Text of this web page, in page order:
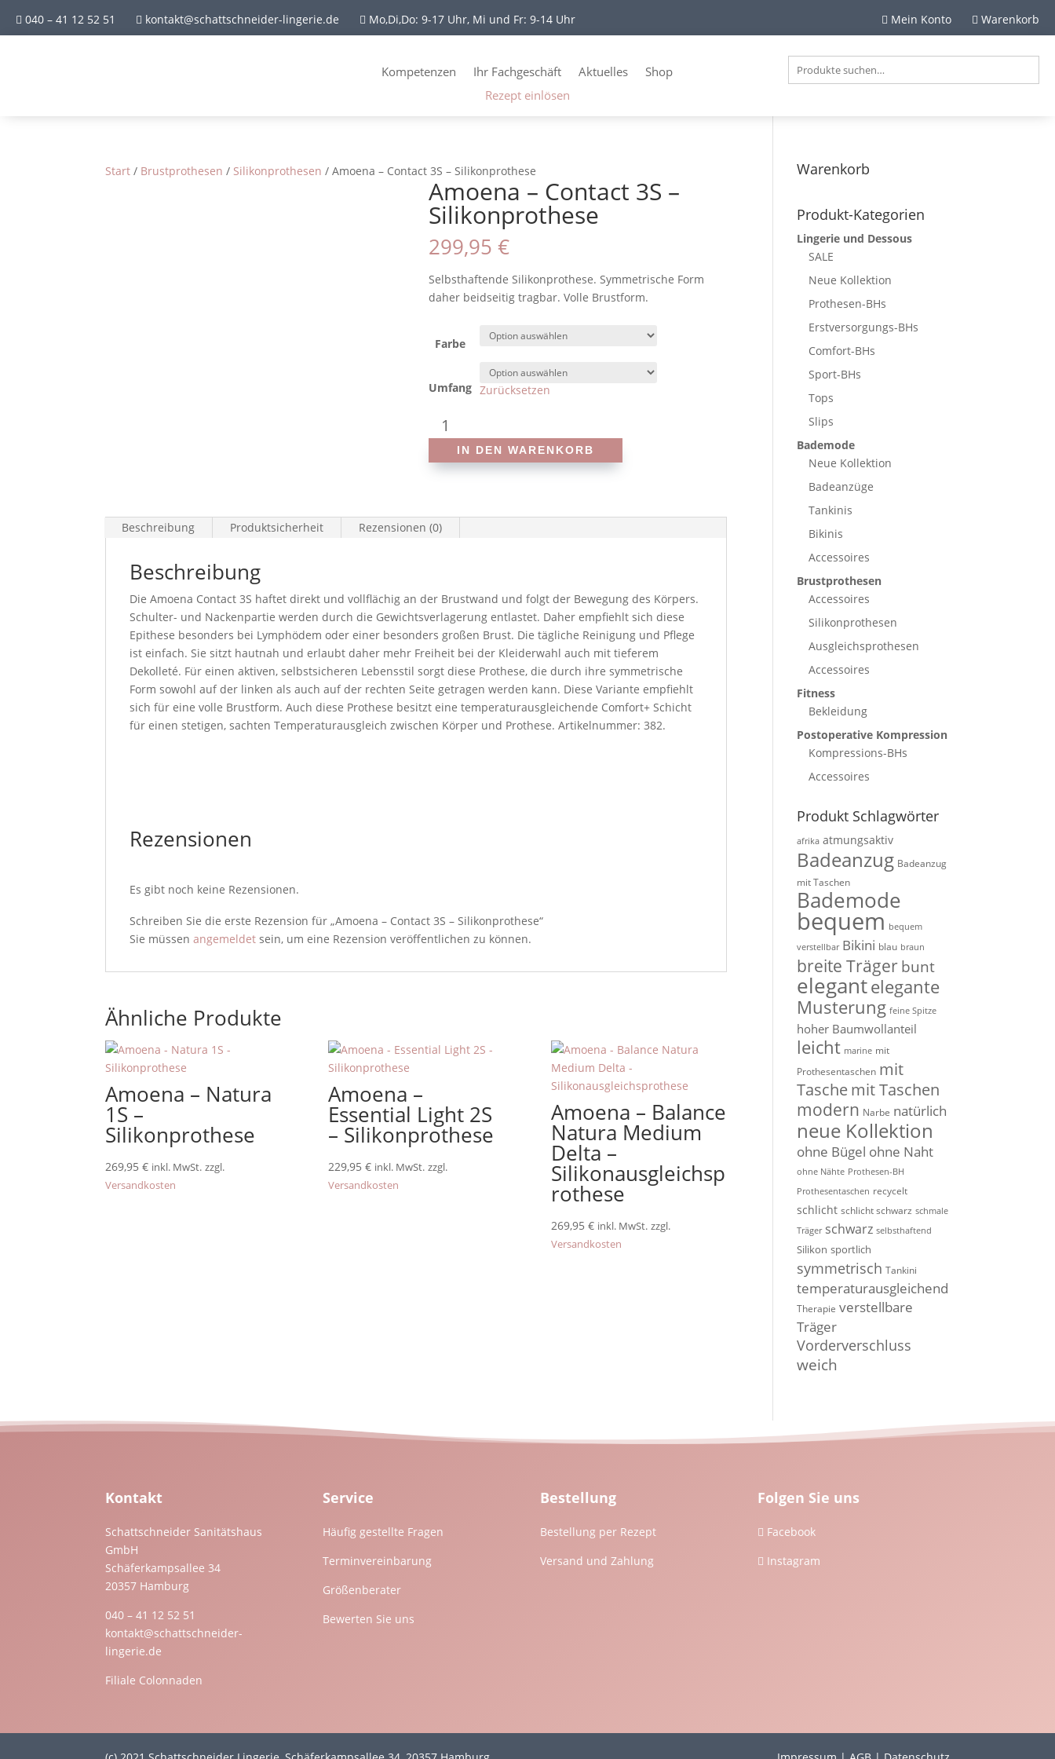
 040 – 41 12 52 51  kontakt@schattschneider-lingerie.de  Mo,Di,Do: 9-17 Uhr, Mi und Fr: 9-14 Uhr  Mein Konto  Warenkorb
Kompetenzen Ihr Fachgeschäft Aktuelles
Shop
Rezept einlösen
Start / Brustprothesen / Silikonprothesen / Amoena – Contact 3S – Silikonprothese
Amoena – Contact 3S –
Silikonprothese
299,95€
Selbsthaftende Silikonprothese. Symmetrische Form
daher beidseitig tragbar. Volle Brustform.
Farbe
Umfang Zurücksetzen
Amoena
-
Contact
Menge
IN DEN WARENKORB
Beschreibung Produktsicherheit Rezensionen (0)
Beschreibung
Die Amoena Contact 3S haftet direkt und vollflächig an der Brustwand und folgt der Bewegung des Körpers.
Schulter- und Nackenpartie werden durch die Gewichtsverlagerung entlastet. Daher empfiehlt sich diese
Epithese besonders bei Lymphödem oder einer besonders großen Brust. Die tägliche Reinigung und Pflege
ist einfach. Sie sitzt hautnah und erlaubt daher mehr Freiheit bei der Kleiderwahl auch mit tieferem
Dekolleté. Für einen aktiven, selbstsicheren Lebensstil sorgt diese Prothese, die durch ihre symmetrische
Form sowohl auf der linken als auch auf der rechten Seite getragen werden kann. Diese Variante empfiehlt
sich für eine volle Brustform. Auch diese Prothese besitzt eine temperaturausgleichende Comfort+ Schicht
für einen stetigen, sachten Temperaturausgleich zwischen Körper und Prothese. Artikelnummer: 382.
Rezensionen
Es gibt noch keine Rezensionen.
Schreiben Sie die erste Rezension für „Amoena – Contact 3S – Silikonprothese“
Sie müssenangemeldet sein, um eine Rezension veröffentlichen zu können.
Ähnliche Produkte
Amoena – Natura
1S –
Silikonprothese
269,95€ inkl. MwSt. zzgl.
Versandkosten
Amoena –
Essential Light 2S
– Silikonprothese
229,95 € inkl. MwSt. zzgl.
Versandkosten
Amoena – Balance
Natura Medium
Delta –
Silikonausgleichsp
rothese
269,95 € inkl. MwSt. zzgl.
Versandkosten
Warenkorb
Produkt-Kategorien
Lingerie und Dessous
SALE
Neue Kollektion
Prothesen-BHs
Erstversorgungs-BHs
Comfort-BHs
Sport-BHs
Tops
Slips
Bademode
Neue Kollektion
Badeanzüge
Tankinis
Bikinis
Accessoires
Brustprothesen
Accessoires
Silikonprothesen
Ausgleichsprothesen
Accessoires
Fitness
Bekleidung
Postoperative Kompression
Kompressions-BHs
Accessoires
Produkt Schlagwörter
afrika atmungsaktiv
Badeanzug Badeanzug
mit Taschen
Bademode
bequem bequem
verstellbar Bikini blau braun
breite Trägerbunt
elegantelegante
Musterung feine Spitze
hoher Baumwollanteil
leicht marine mit
Prothesentaschen mit
Taschemit Taschen
modern Narbe natürlich
neue Kollektion
ohne Bügel ohne Naht
ohne Nähte Prothesen-BH
Prothesentaschen recycelt
schlicht schlicht schwarz schmale
Träger schwarz selbsthaftend
Silikon sportlich
symmetrisch Tankini
temperaturausgleichend
Therapie verstellbare
Träger
Vorderverschluss
weich
Kontakt
Schattschneider Sanitätshaus
GmbH
Schäferkampsallee 34
20357 Hamburg
040 – 41 12 52 51
kontakt@schattschneider-
lingerie.de
Filiale Colonnaden
Service
Häufig gestellte Fragen
Terminvereinbarung
Größenberater
Bewerten Sie uns
Bestellung
Bestellung per Rezept
Versand und Zahlung
Folgen Sie uns
 Facebook
 Instagram